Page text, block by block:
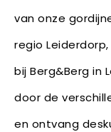
van onze
regio
bij Berg&Berg in
door de
en ontvang